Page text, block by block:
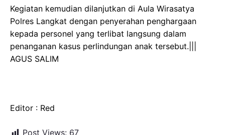
Kegiatan kemudian dilanjutkan di Aula Wirasatya
Polres Langkat dengan penyerahan penghargaan
kepada personel yang terlibat langsung dalam
penanganan kasus perlindungan anak tersebut.|||
AGUS SALIM
Editor : Red
Post Views: 67